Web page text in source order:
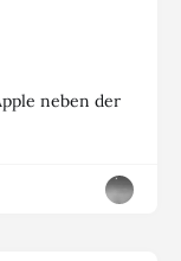
neben der